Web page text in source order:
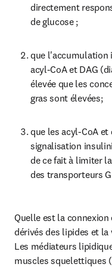
directement
de glucose ;
que l'accumulation
acyl-CoA et DAG
élevée que les
gras sont élevées;
que les acyl-CoA
signalisation
de ce fait à limiter
des transporteurs
Quelle est la
dérivés des lipides et
Les médiateurs
muscles squelettiques